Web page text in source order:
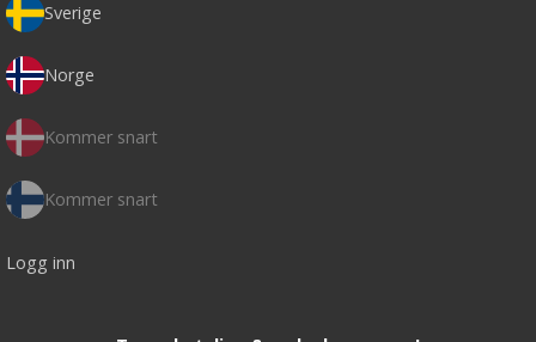
Sverige
Norge
Kommer snart
Kommer snart
Logg inn